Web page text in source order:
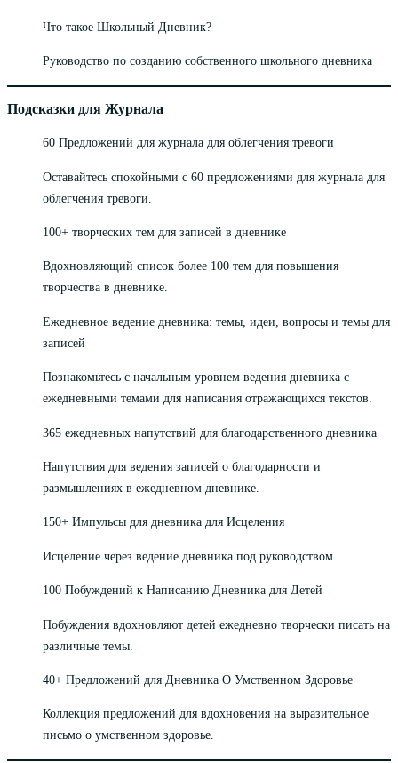
Что такое Школьный Дневник?
Руководство по созданию собственного школьного дневника
Подсказки для Журнала
60 Предложений для журнала для облегчения тревоги
Оставайтесь спокойными с 60 предложениями для журнала для
облегчения тревоги.
100+ творческих тем для записей в дневнике
Вдохновляющий список более 100 тем для повышения
творчества в дневнике.
Ежедневное ведение дневника: темы, идеи, вопросы и темы для
записей
Познакомьтесь с начальным уровнем ведения дневника с
ежедневными темами для написания отражающихся текстов.
365 ежедневных напутствий для благодарственного дневника
Напутствия для ведения записей о благодарности и
размышлениях в ежедневном дневнике.
150+ Импульсы для дневника для Исцеления
Исцеление через ведение дневника под руководством.
100 Побуждений к Написанию Дневника для Детей
Побуждения вдохновляют детей ежедневно творчески писать на
различные темы.
40+ Предложений для Дневника О Умственном Здоровье
Коллекция предложений для вдохновения на выразительное
письмо о умственном здоровье.